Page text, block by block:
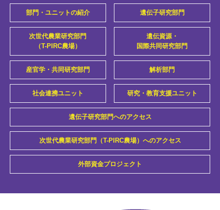
部門・ユニットの紹介 遺伝子研究部門
次世代農業研究部門
（T-PIRC農場）
遺伝資源・
国際共同研究部門
産官学・共同研究部門 解析部門
社会連携ユニット 研究・教育支援ユニット
遺伝子研究部門へのアクセス
次世代農業研究部門（T-PIRC農場）へのアクセス
外部資金プロジェクト